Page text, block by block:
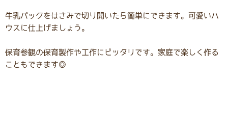
牛乳パックをはさみで切り開いたら簡単にできます。可愛いハ
ウスに仕上げましょう。
保育参観の保育製作や工作にピッタリです。家庭で楽しく作る
こともできます◎